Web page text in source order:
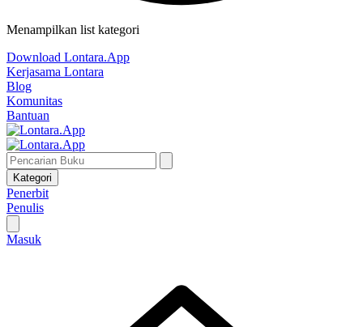
Menampilkan list kategori
Download Lontara.App
Kerjasama Lontara
Blog
Komunitas
Bantuan
Kategori
Penerbit
Penulis
Masuk